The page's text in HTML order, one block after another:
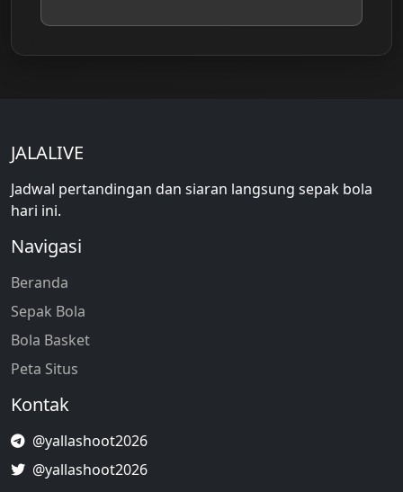
JALALIVE
Jadwal pertandingan dan siaran langsung sepak bola
hari ini.
Navigasi
Beranda
Sepak Bola
Bola Basket
Peta Situs
Kontak
@yallashoot2026
@yallashoot2026